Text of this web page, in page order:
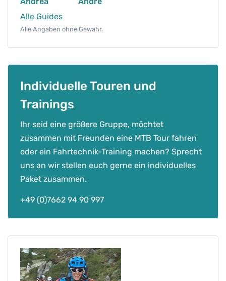
u
n
i
n
V
o
g
e
n
n
Alle Guides
Alle Angaben ohne Gewähr.
Individuelle Touren und
Trainings
Ihr seid eine größere Gruppe, möchtet
zusammen mit Freunden eine MTB Tour fahren
oder ein Fahrtechnik-Training machen? Sprecht
uns an wir stellen euch gerne ein individuelles
Paket zusammen.
+49 (0)7662 94 90 997